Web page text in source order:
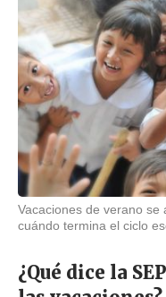
Vacaciones de verano
cuándo termina el ciclo
¿Qué dice la